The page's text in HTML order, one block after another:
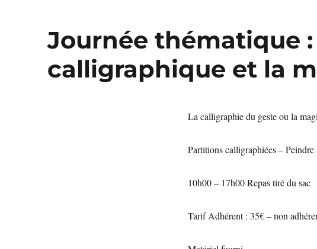
Journée thématique :
calligraphique et la
La calligraphie du geste ou la
Partitions calligraphiées – Peindre
10h00 – 17h00 Repas tiré du sac
Tarif Adhérent : 35€ – non